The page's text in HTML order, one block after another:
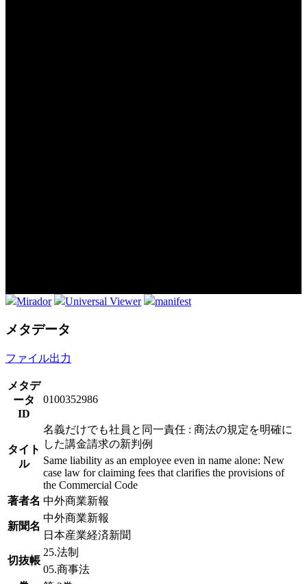
Mirador Universal Viewer manifest
メタデータ
ファイル出力
メタデ
ータ
ID
0100352986
タイト
ル
名義だけでも社員と同一責任 : 商法の規定を明確に
した講金請求の新判例
Same liability as an employee even in name alone: ​​New
case law for claiming fees that clarifies the provisions of
the Commercial Code
著者名 中外商業新報
新聞名
中外商業新報
日本産業経済新聞
切抜帳
25.法制
05.商事法